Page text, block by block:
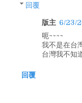
回覆
版主 6/23/
呃~~~~
我不是在台
台灣我不知
回覆